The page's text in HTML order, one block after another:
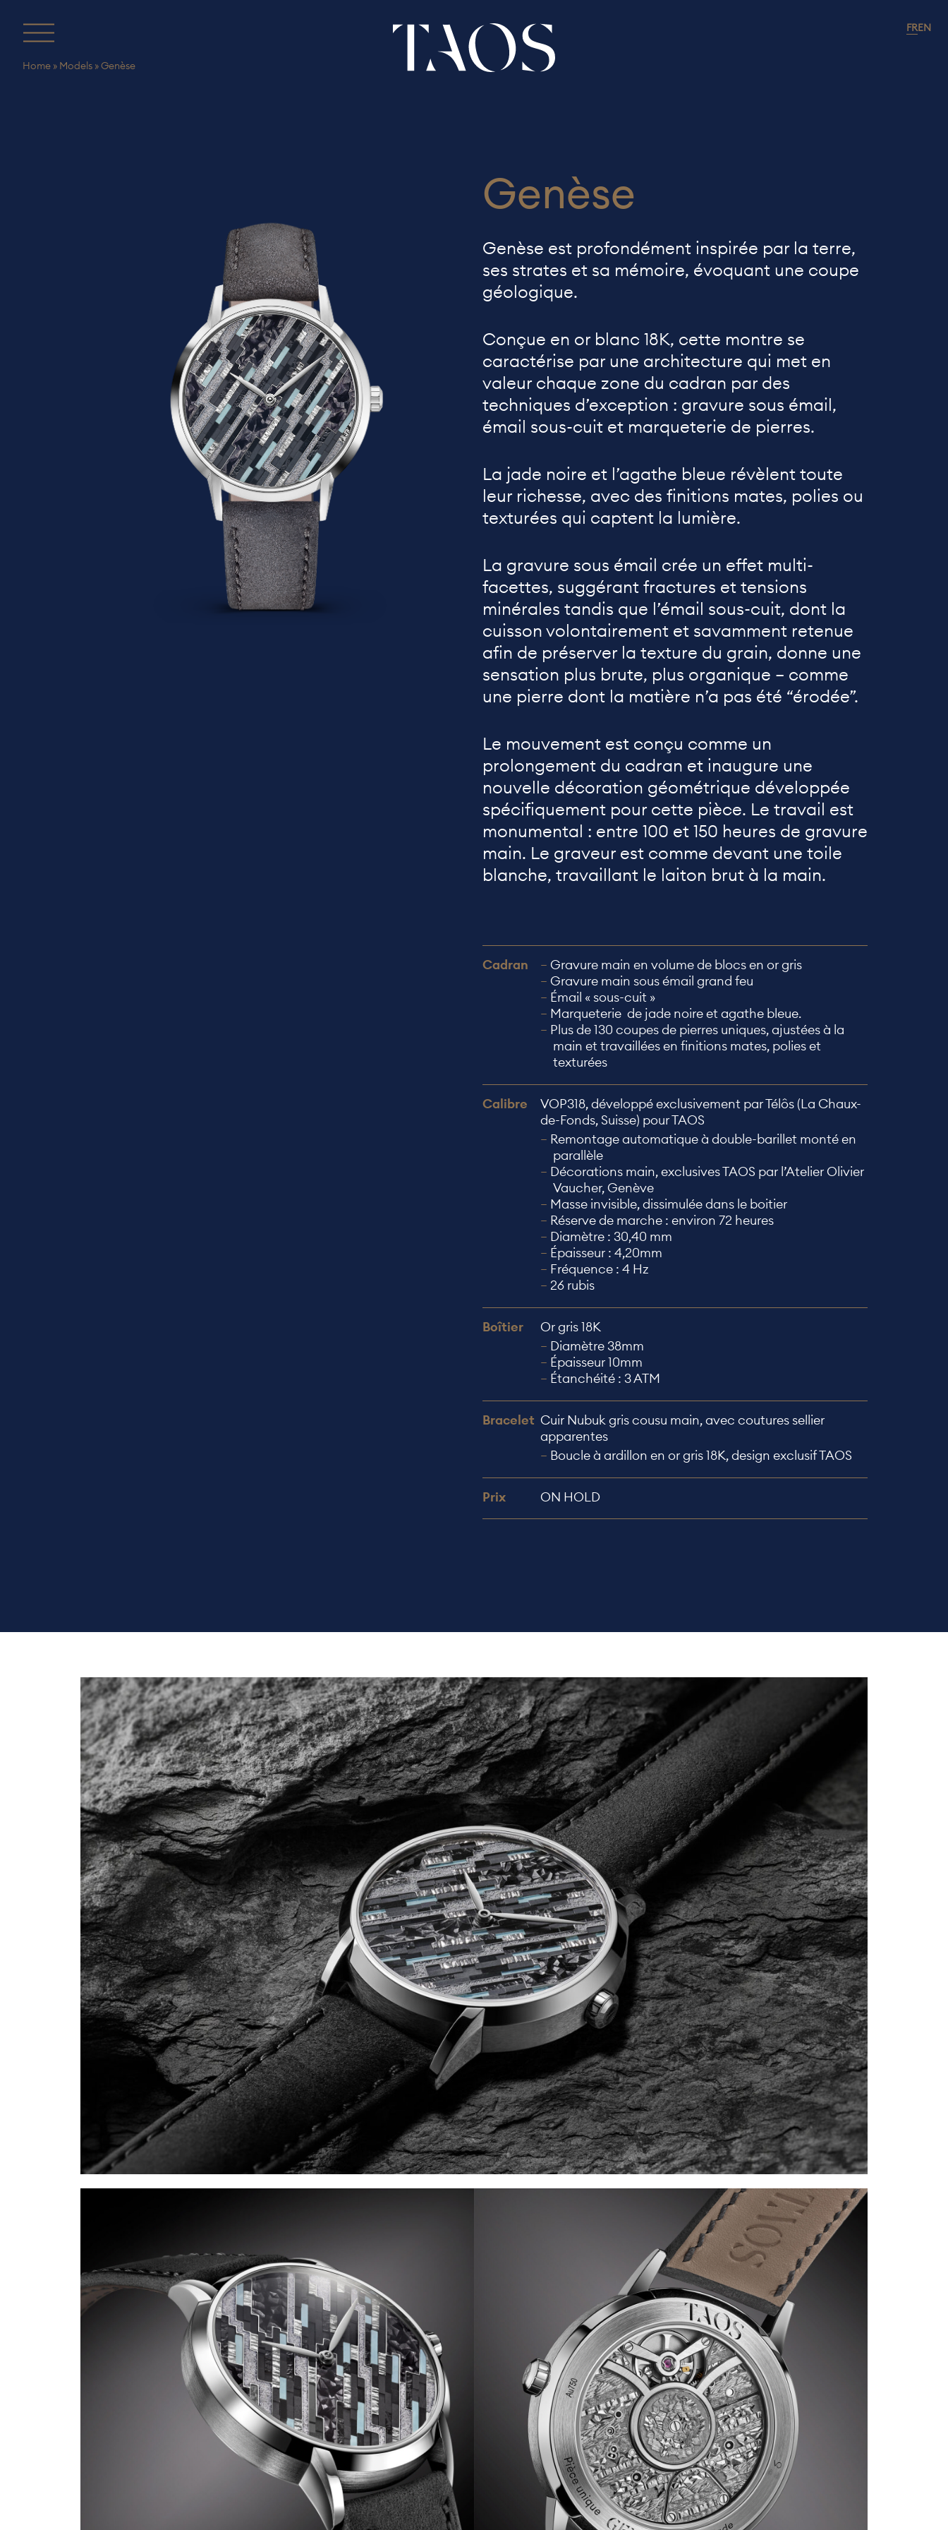
content
FREN
Toggle
Home » Models »Genèse
Genèse
Genèse est profondément inspirée par la terre,
ses strates et sa mémoire, évoquant une coupe
géologique.
Conçue en or blanc 18K, cette montre se
caractérise par une architecture qui met en
valeur chaque zone du cadran par des
techniques d’exception : gravure sous émail,
émail sous-cuit et marqueterie de pierres.
La jade noire et l’agathe bleue révèlent toute
leur richesse, avec des finitions mates, polies ou
texturées qui captent la lumière.
La gravure sous émail crée un effet multi-
facettes, suggérant fractures et tensions
minérales tandis que l’émail sous-cuit, dont la
cuisson volontairement et savamment retenue
afin de préserver la texture du grain, donne une
sensation plus brute, plus organique — comme
une pierre dont la matière n’a pas été “érodée”.
Le mouvement est conçu comme un
prolongement du cadran et inaugure une
nouvelle décoration géométrique développée
spécifiquement pour cette pièce. Le travail est
monumental : entre 100 et 150 heures de gravure
main. Le graveur est comme devant une toile
blanche, travaillant le laiton brut à la main.
Cadran
Gravure main en volume de blocs en or gris
Gravure main sous émail grand feu
Émail « sous-cuit »
Marqueterie de jade noire et agathe bleue.
Plus de 130 coupes de pierres uniques, ajustées à la
main et travaillées en finitions mates, polies et
texturées
Calibre
VOP318, développé exclusivement par Télôs (La Chaux-
de-Fonds, Suisse) pour TAOS
Remontage automatique à double-barillet monté en
parallèle
Décorations main, exclusives TAOS par l’Atelier Olivier
Vaucher, Genève
Masse invisible, dissimulée dans le boitier
Réserve de marche : environ 72 heures
Diamètre : 30,40 mm
Épaisseur : 4,20mm
Fréquence : 4 Hz
26 rubis
Boîtier
Or gris 18K
Diamètre 38mm
Épaisseur 10mm
Étanchéité : 3 ATM
Bracelet Cuir Nubuk gris cousu main, avec coutures sellier
apparentes
Boucle à ardillon en or gris 18K, design exclusif TAOS
Prix ON HOLD